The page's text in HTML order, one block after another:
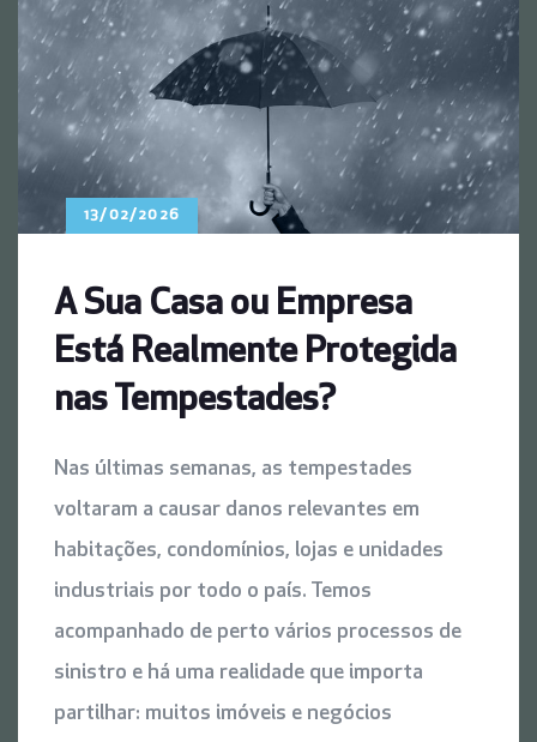
13/02/2026
A Sua Casa ou Empresa
Está Realmente Protegida
nas Tempestades?
Nas últimas semanas, as tempestades
voltaram a causar danos relevantes em
habitações, condomínios, lojas e unidades
industriais por todo o país. Temos
acompanhado de perto vários processos de
sinistro e há uma realidade que importa
partilhar: muitos imóveis e negócios